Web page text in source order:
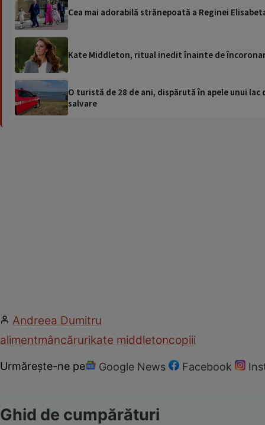
Cea mai adorabilă strănepoată a Reginei
Kate Middleton, ritual inedit înainte de
O turistă de 28 de ani, dispărută în apele unui
salvare
Andreea Dumitru
alimentmâncărurikate middletoncopiii
Urmărește-ne pe Google News Facebook
Ghid de cumpărături